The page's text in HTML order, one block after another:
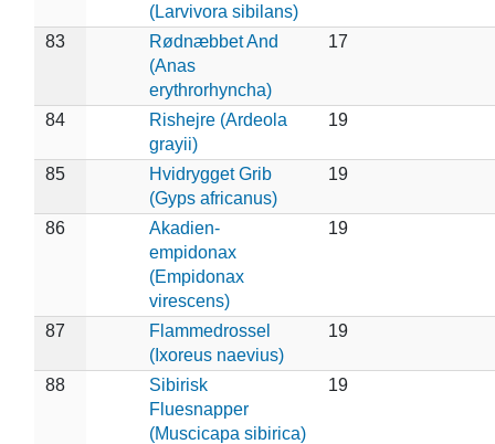
(Larvivora sibilans)
83
Rødnæbbet And
(Anas
erythrorhyncha)
17
84
Rishejre (Ardeola
grayii)
19
85
Hvidrygget Grib
(Gyps africanus)
19
86
Akadien-
empidonax
(Empidonax
virescens)
19
87
Flammedrossel
(Ixoreus naevius)
19
88
Sibirisk
Fluesnapper
(Muscicapa sibirica)
19